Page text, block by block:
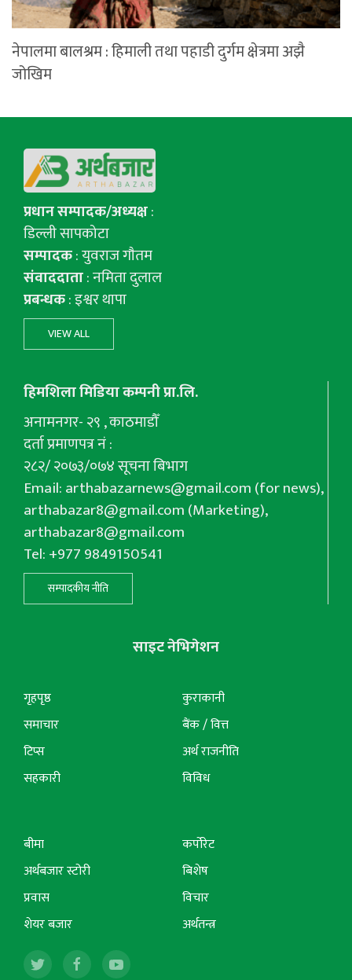
नेपालमा बालश्रम : हिमाली तथा पहाडी दुर्गम क्षेत्रमा अझै
जोखिम
प्रधान सम्पादक/अध्यक्ष:
डिल्ली सापकोटा
सम्पादक: युवराज गाैतम
संवाददाता: नमिता दुलाल
प्रबन्धक: इश्वर थापा
VIEW ALL
हिमशिला मिडिया कम्पनी प्रा.लि.
अनामनगर- २९ , काठमाडौँ
दर्ता प्रमाणपत्र नं :
२८२/ २०७३/०७४ सूचना बिभाग
Email:arthabazarnews@gmail.com(for news),
arthabazar8@gmail.com(Marketing),
arthabazar8@gmail.com
Tel: +977 9849150541
सम्पादकीय नीति
साइट नेभिगेशन
गृहपृष्ठ
समाचार
टिप्स
सहकारी
कुराकानी
बैंक / वित्त
अर्थ राजनीति
विविध
बीमा
अर्थबजार स्टोरी
प्रवास
शेयर बजार
कर्पोरेट
बिशेष
विचार
अर्थतन्त्र